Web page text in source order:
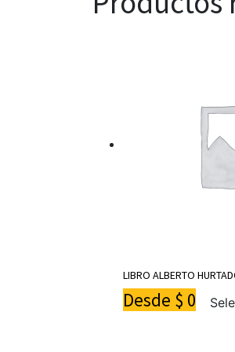
LIBRO ALBERTO
Desde $ 0